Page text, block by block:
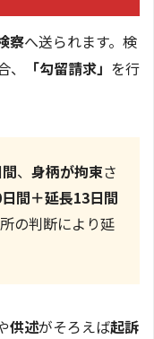
察へ送られます。検
「勾留請求」 を行
、 身柄が拘束さ
間＋延長13日間
の判断により延
供述がそろえば起訴